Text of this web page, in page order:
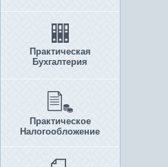
Практическая
Бухгалтерия
Практическое
Налогообложение